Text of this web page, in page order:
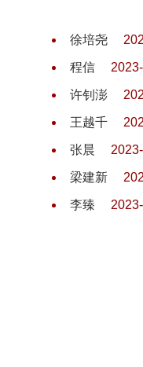
徐培尧
程信
许钊澎
王越千
张晨
梁建新
李臻